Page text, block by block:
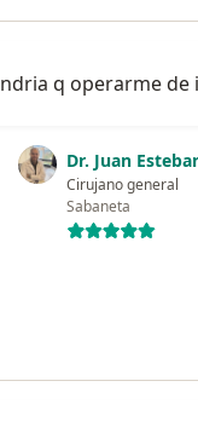
q operarme de
Dr. Juan
Cirujano general
Sabaneta